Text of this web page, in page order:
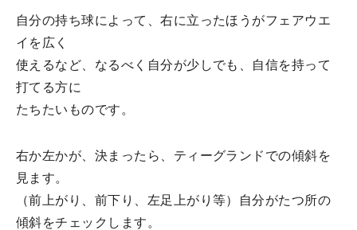
自分の持ち球によって、右に立ったほうがフェアウエ
イを広く
使えるなど、なるべく自分が少しでも、自信を持って
打てる方に
たちたいものです。
右か左かが、決まったら、ティーグランドでの傾斜を
見ます。
（前上がり、前下り、左足上がり等）自分がたつ所の
傾斜をチェックします。